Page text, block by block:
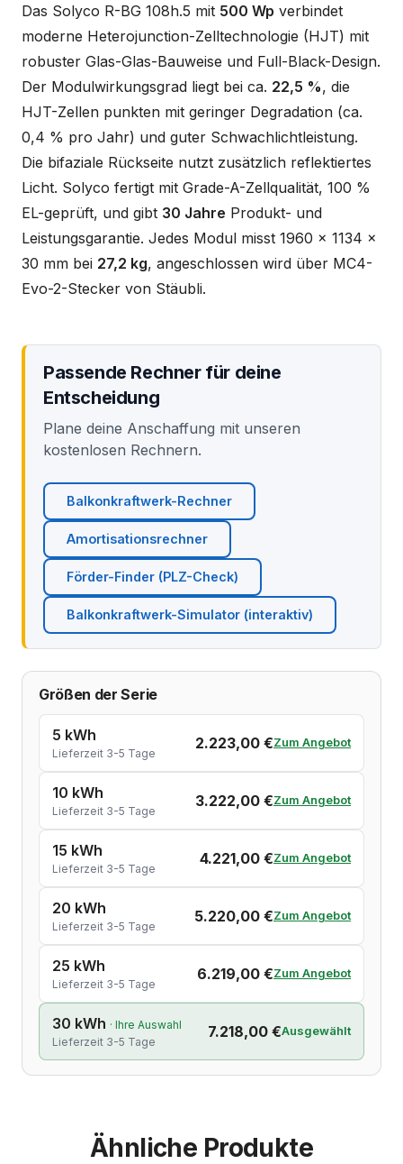
Das Solyco R-BG 108h.5 mit 500 Wp verbindet
moderne Heterojunction-Zelltechnologie (HJT) mit
robuster Glas-Glas-Bauweise und Full-Black-Design.
Der Modulwirkungsgrad liegt bei ca. 22,5 %, die
HJT-Zellen punkten mit geringer Degradation (ca.
0,4 % pro Jahr) und guter Schwachlichtleistung.
Die bifaziale Rückseite nutzt zusätzlich reflektiertes
Licht. Solyco fertigt mit Grade-A-Zellqualität, 100 %
EL-geprüft, und gibt 30 Jahre Produkt- und
Leistungsgarantie. Jedes Modul misst 1960 x 1134 x
30 mm bei 27,2 kg, angeschlossen wird über MC4-
Evo-2-Stecker von Stäubli.
Passende Rechner für deine
Entscheidung
Plane deine Anschaffung mit unseren
kostenlosen Rechnern.
Balkonkraftwerk-Rechner
Amortisationsrechner
Förder-Finder (PLZ-Check)
Balkonkraftwerk-Simulator (interaktiv)
Größen der Serie
5 kWh
Lieferzeit 3-5 Tage
2.223,00 €Zum Angebot
10 kWh
Lieferzeit 3-5 Tage
3.222,00 €Zum Angebot
15 kWh
Lieferzeit 3-5 Tage
4.221,00 €Zum Angebot
20 kWh
Lieferzeit 3-5 Tage
5.220,00 €Zum Angebot
25 kWh
Lieferzeit 3-5 Tage
6.219,00 €Zum Angebot
30 kWh · Ihre Auswahl
Lieferzeit 3-5 Tage
7.218,00 €Ausgewählt
Ähnliche Produkte